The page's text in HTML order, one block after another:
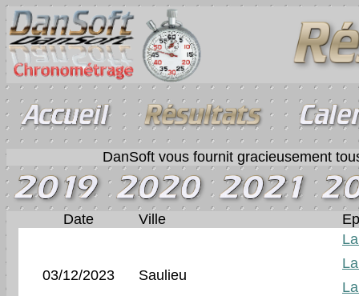
DanSoft vous fournit gracieusement
Date Ville
03/12/2023 Saulieu